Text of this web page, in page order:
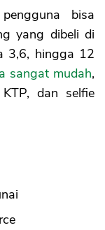
bisa
yang dibeli di
3,6, hingga 12
sangat mudah,
dan selfie